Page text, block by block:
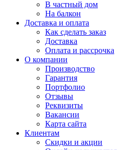
В частный дом
На балкон
Доставка и оплата
Как сделать заказ
Доставка
Оплата и рассрочка
О компании
Производство
Гарантия
Портфолио
Отзывы
Реквизиты
Вакансии
Карта сайта
Клиентам
Скидки и акции